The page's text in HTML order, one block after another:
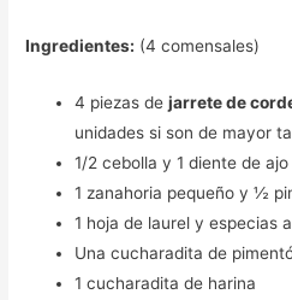
Ingredientes: (4 comensales)
4 piezas dejarrete de
unidades si son de mayor
1/2 cebolla y 1 diente de ajo
1 zanahoria pequeño y ½
1 hoja de laurel y especias
Una cucharadita de
1 cucharadita de harina